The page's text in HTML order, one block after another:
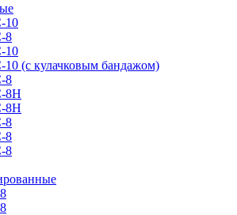
10
8
10
10 (с кулачковым бандажом)
8
8H
8H
8
8
8